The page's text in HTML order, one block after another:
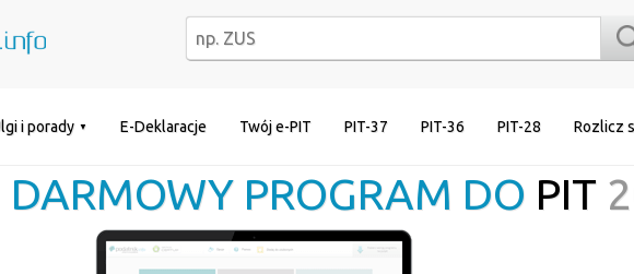
i porady E-Deklaracje Twój e-PIT PIT-37 PIT-36 PIT-28 Rozlicz
DARMOWY PROGRAM DO PIT